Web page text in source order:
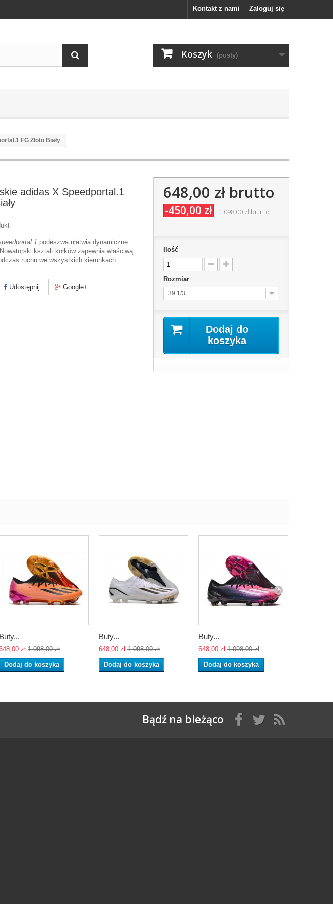
Zaloguj się
Kontakt z nami
Koszyk (pusty)
FG Złoto Biały
adidas X Speedportal.1
podeszwa ułatwia dynamiczne
kształt kołków zapewnia właściwą
ruchu we wszystkich kierunkach.
Udostępnij Google+
648,00 złbrutto
-450,00 zł 1 098,00 złbrutto
Ilość
Rozmiar
39 1/3
Dodaj do
koszyka
Buty...
zł 1 098,00 zł
Dodaj do koszyka
Buty...
648,00 zł 1 098,00 zł
Dodaj do koszyka
Buty...
648,00 zł 1 098,00 zł
Dodaj do koszyka
Bądź na bieżąco